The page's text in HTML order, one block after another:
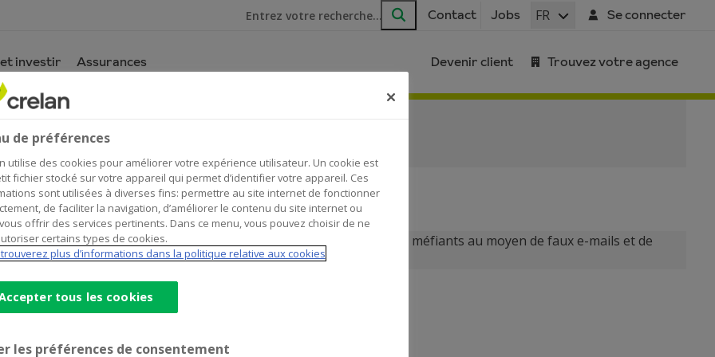
Je cherche
Rechercher
Contact Jobs FR Se connecter
investir Assurances Devenir client Trouvez votre agence
ces conseils
des coordonnées bancaires personnelles de clients peu méfiants au moyen de faux e-mails et de
de préférences
utilise des cookies pour améliorer votre expérience utilisateur. Un cookie est
fichier stocké sur votre appareil qui permet d’identifier votre appareil. Ces
sont utilisées à diverses fins: permettre au site internet de fonctionner
de faciliter la navigation, d’améliorer le contenu du site internet ou
offrir des services pertinents. Dans ce menu, vous pouvez choisir de ne
certains types de cookies.
plus d’informations dans la politique relative aux cookies
tous les cookies
les préférences de consentement